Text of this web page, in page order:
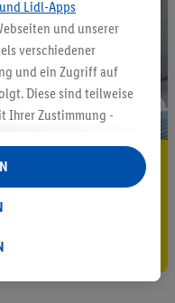
Lidl-Apps
und unserer
verschiedener
und ein Zugriff auf
Diese sind teilweise
Ihrer Zustimmung -
dem IAB TCF
Werbung
Werbung werden